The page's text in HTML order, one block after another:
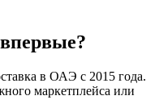
в ОАЭ с 2015 года.
маркетплейса или